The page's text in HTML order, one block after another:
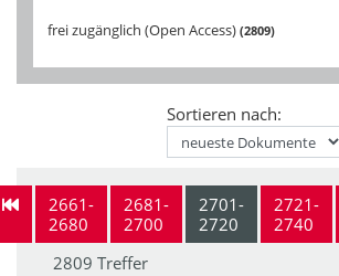
frei zugänglich (Open Access) 2809
Sortieren nach:
2661-
2680
2681-
2700
2701-
2720
2721-
2740
2809 Treffer